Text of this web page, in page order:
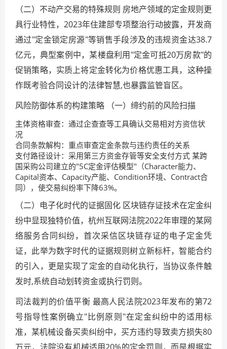
（二）不动产交易的特殊规则 房地产领域的定金规则更
具行业特性，2023年住建部专项整治行动披露，开发商
通过"定金锁定房源"等销售手段涉及的违规资金达38.7
亿元，典型案例中，某楼盘利用"定金可抵20万房款"的
促销策略，实质上将定金转化为价格优惠工具，这种操
作既考验合同设计的法律智慧,也暴露监管盲区。
风险防御体系的构建策略 （一）缔约前的风险扫描
主体资格审查：通过企查查等工具确认交易相对方资信状
况
合同条款解构：重点审查定金条款与违约责任的关系
支付路径设计：采用第三方资金存管等安全支付方式 某跨
国采购公司建立的"5C定金评估模型"（Character能力、
Capital资本、Capacity产能、Condition环境、Contract合
同），使交易纠纷率下降63%。
（二）电子化时代的证据固化 区块链存证技术在定金纠
纷中显现独特价值，杭州互联网法院2022年审理的某网
络服务合同纠纷，首次采信区块链存证的电子定金凭
证，此举为数字时代的证据规则树立新标杆，智能合约
的引入，更是实现了定金的自动化执行，当协议条件触
发时,系统自动划转资金或执行罚则。
司法裁判的价值平衡 最高人民法院2023年发布的第72
号指导性案例确立"比例原则"在定金纠纷中的适用标
准，某机械设备买卖纠纷中，买方违约导致卖方损失80